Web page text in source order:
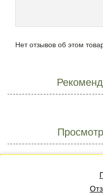
Нет отзывов об этом